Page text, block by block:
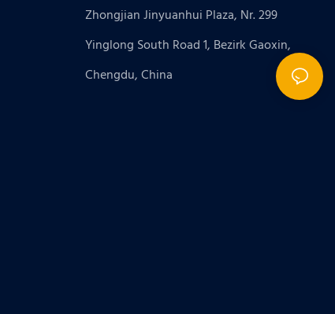
Zhongjian Jinyuanhui Plaza, Nr. 299
Yinglong South Road 1, Bezirk Gaoxin,
Chengdu, China